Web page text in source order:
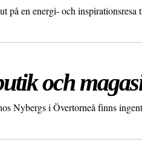
på en energi- och inspirationsresa
och
Nybergs i Övertorneå finns